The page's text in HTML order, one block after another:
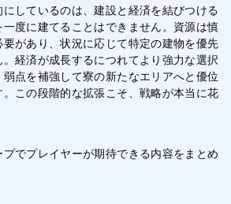
しているのは、建設と経済を結びつける
度に建てることはできません。資源は慎
があり、状況に応じて特定の建物を優先
経済が成長するにつれてより強力な選択
点を補強して寮の新たなエリアへと優位
この段階的な拡張こそ、戦略が本当に花
でプレイヤーが期待できる内容をまとめ